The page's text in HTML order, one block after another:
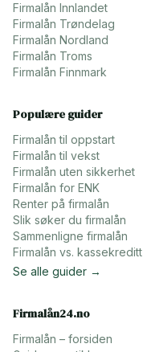
Firmalån Innlandet
Firmalån Trøndelag
Firmalån Nordland
Firmalån Troms
Firmalån Finnmark
Populære guider
Firmalån til oppstart
Firmalån til vekst
Firmalån uten sikkerhet
Firmalån for ENK
Renter på firmalån
Slik søker du firmalån
Sammenligne firmalån
Firmalån vs. kassekreditt
Se alle guider →
Firmalån24.no
Firmalån – forsiden